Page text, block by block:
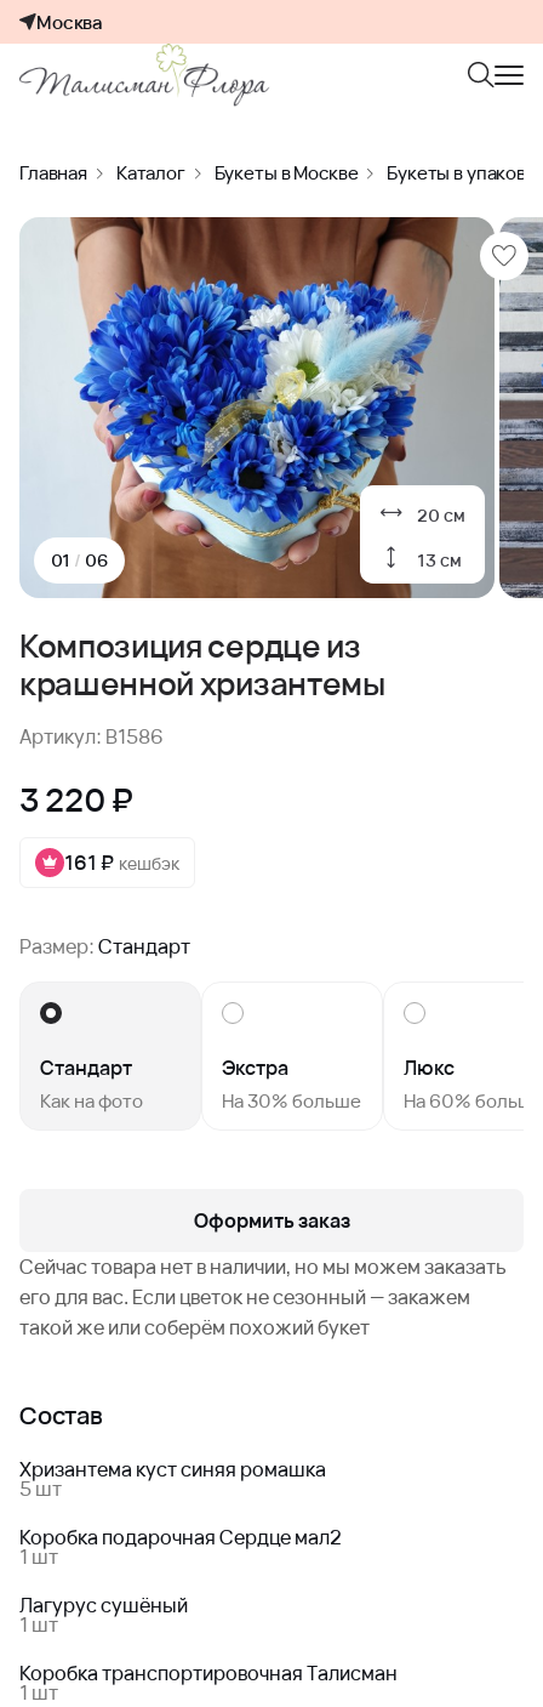
Москва
Главная Каталог Букеты в Москве Букеты в
20 см
13 см
01 / 06
Композиция сердце из
крашенной хризантемы
Артикул: B1586
3 220 ₽
161 ₽ кешбэк
Размер:Стандарт
Стандарт
Как на фото
Экстра
На 30% больше
Люкс
На 60% больше
Оформить заказ
Сейчас товара нет в наличии, но мы можем заказать
его для вас. Если цветок не сезонный — закажем
такой же или соберём похожий букет
Состав
Хризантема куст синяя ромашка
5 шт
Коробка подарочная Сердце мал2
1 шт
Лагурус сушёный
1 шт
Коробка транспортировочная Талисман
1 шт